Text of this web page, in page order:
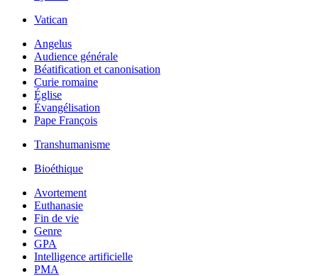
Vatican
Angelus
Audience générale
Béatification et canonisation
Curie romaine
Église
Évangélisation
Pape François
Transhumanisme
Bioéthique
Avortement
Euthanasie
Fin de vie
Genre
GPA
Intelligence artificielle
PMA